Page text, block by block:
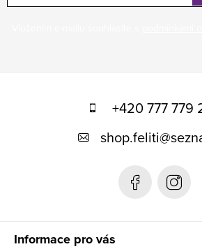
Informace pro vás
+420 777 779
shop.feliti@